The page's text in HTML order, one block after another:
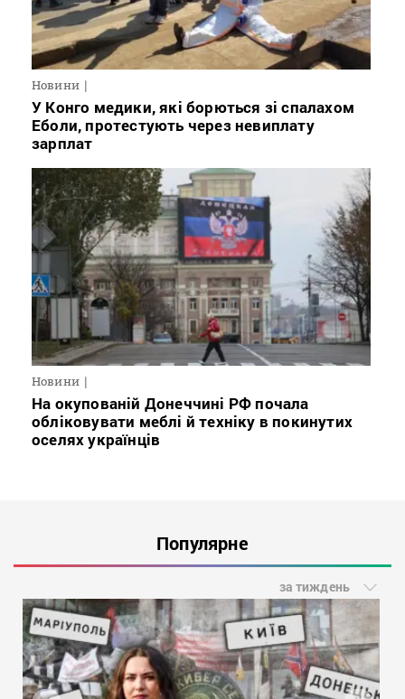
Новини
У Конго медики, які борються зі спалахом
Еболи, протестують через невиплату
зарплат
Новини
На окупованій Донеччині РФ почала
обліковувати меблі й техніку в покинутих
оселях українців
Популярне
за тиждень